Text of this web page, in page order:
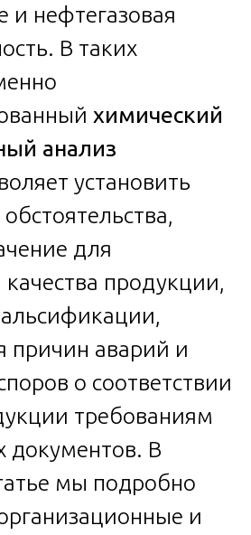
и нефтегазовая
В таких
химический
анализ
установить
для
продукции,
причин аварий и
о соответствии
требованиям
документов. В
мы подробно
и